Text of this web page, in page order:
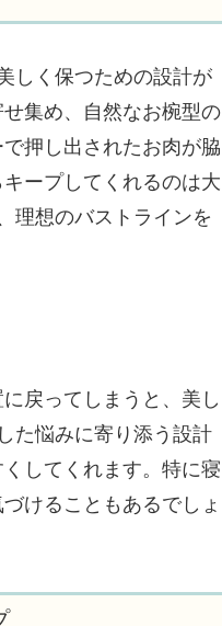
しく保つための設計が
集め、自然なお椀型の
押し出されたお肉が脇
ープしてくれるのは大
理想のバストラインを
戻ってしまうと、美し
た悩みに寄り添う設計
してくれます。特に寝
けることもあるでしょ